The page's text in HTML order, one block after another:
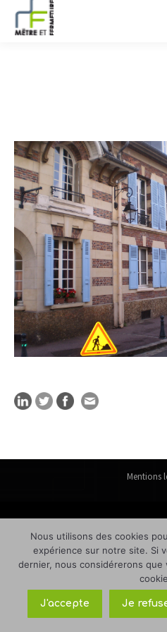
Mentions
Nous utilisons des cookies
expérience sur notre site. Si
dernier, nous considérerons
J'accepte Je